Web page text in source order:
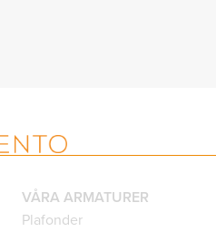
VÅRA ARMATURER
Plafonder